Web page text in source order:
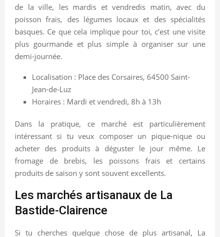
de la ville, les mardis et vendredis matin, avec du
poisson frais, des légumes locaux et des spécialités
basques. Ce que cela implique pour toi, c’est une visite
plus gourmande et plus simple à organiser sur une
demi-journée.
Localisation : Place des Corsaires, 64500 Saint-
Jean-de-Luz
Horaires : Mardi et vendredi, 8h à 13h
Dans la pratique, ce marché est particulièrement
intéressant si tu veux composer un pique-nique ou
acheter des produits à déguster le jour même. Le
fromage de brebis, les poissons frais et certains
produits de saison y sont souvent excellents.
Les marchés artisanaux de La
Bastide-Clairence
Si tu cherches quelque chose de plus artisanal, La